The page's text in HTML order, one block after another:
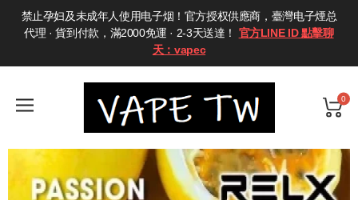
禁止孕妇及未成年人使用电子烟！官方授权供應商，臺灣电子煙总
代理 · 貨到付款，滿2000免運 · 2-3天送達！ 官方LINE ID 點擊聊
天：vapec
0